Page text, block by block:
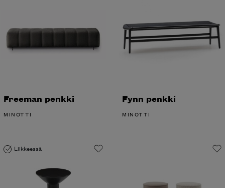
Freeman penkki
MINOTTI
Fynn penkki
MINOTTI
Liikkeessä